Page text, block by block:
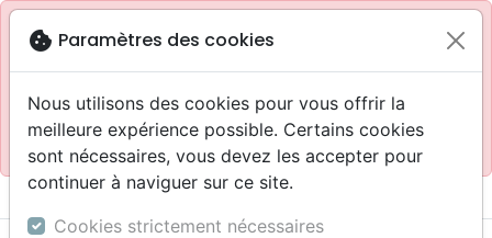
blockSite réservé aux professionnels
Accès pour les professionnels : Se connecter
Site pour le grand public : La Maison de la Bible
menu
cookie Paramètres des cookies
Nous utilisons des cookies pour vous offrir la
meilleure expérience possible. Certains cookies
sont nécessaires, vous devez les accepter pour
continuer à naviguer sur ce site.
Cookies strictement nécessaires